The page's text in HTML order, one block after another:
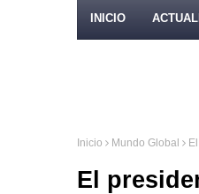
INICIO
Inicio Mundo Global
El